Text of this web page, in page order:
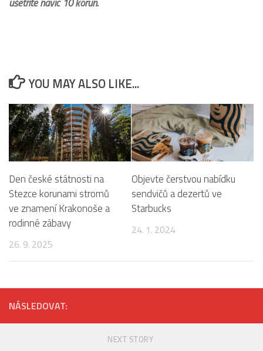
ušetříte navíc 10 korun.
YOU MAY ALSO LIKE...
Den české státnosti na
Stezce korunami stromů
ve znamení Krakonoše a
rodinné zábavy
26. 9. 2025
Objevte čerstvou nabídku
sendvičů a dezertů ve
Starbucks
24. 1. 2024
NÁSLEDOVAT:
NEXT STORY